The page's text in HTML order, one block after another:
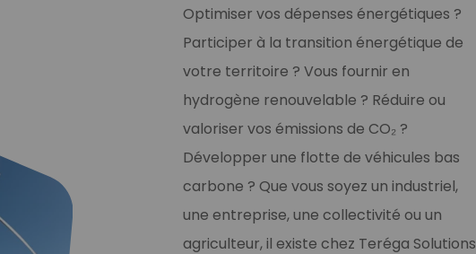
Optimiser vos dépenses énergétiques ?
Participer à la transition énergétique de
votre territoire ? Vous fournir en
hydrogène renouvelable ? Réduire ou
valoriser vos émissions de CO₂ ?
Développer une flotte de véhicules bas
carbone ? Que vous soyez un industriel,
une entreprise, une collectivité ou un
agriculteur, il existe chez Teréga Solutions